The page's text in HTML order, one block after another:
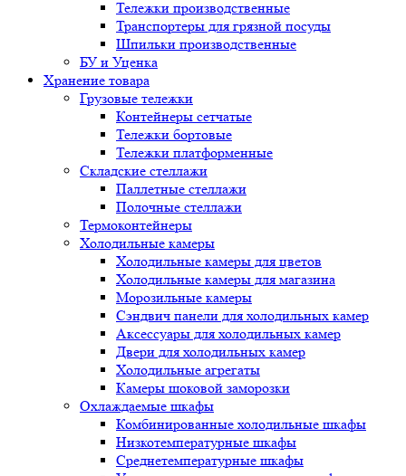
Тележки производственные
Транспортеры для грязной посуды
Шпильки производственные
БУ и Уценка
Хранение товара
Грузовые тележки
Контейнеры сетчатые
Тележки бортовые
Тележки платформенные
Складские стеллажи
Паллетные стеллажи
Полочные стеллажи
Термоконтейнеры
Холодильные камеры
Холодильные камеры для цветов
Холодильные камеры для магазина
Морозильные камеры
Сэндвич панели для холодильных камер
Аксессуары для холодильных камер
Двери для холодильных камер
Холодильные агрегаты
Камеры шоковой заморозки
Охлаждаемые шкафы
Комбинированные холодильные шкафы
Низкотемпературные шкафы
Среднетемпературные шкафы